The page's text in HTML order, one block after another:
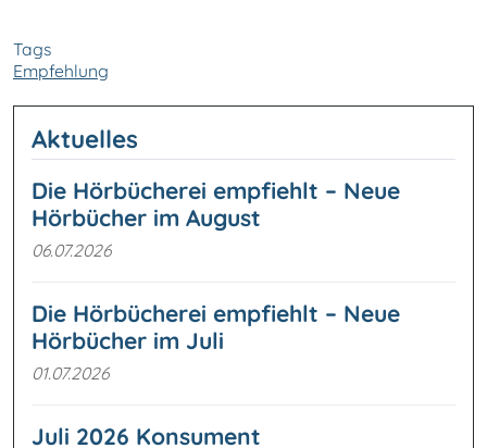
Tags
Empfehlung
Aktuelles
Die Hörbücherei empfiehlt – Neue
Hörbücher im August
06.07.2026
Die Hörbücherei empfiehlt – Neue
Hörbücher im Juli
01.07.2026
Juli 2026 Konsument